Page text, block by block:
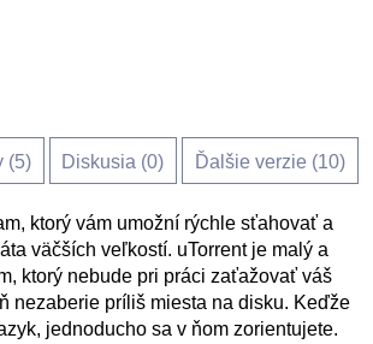
(5) Diskusia (0) Ďalšie verzie (10)
ktorý vám umožní rýchle sťahovať a
väčších veľkostí. uTorrent je malý a
ktorý nebude pri práci zaťažovať váš
nezaberie príliš miesta na disku. Keďže
jednoducho sa v ňom zorientujete.